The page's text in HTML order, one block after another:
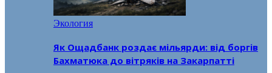
Экология
Як Ощадбанк роздає мільярди: від боргів
Бахматюка до вітряків на Закарпатті